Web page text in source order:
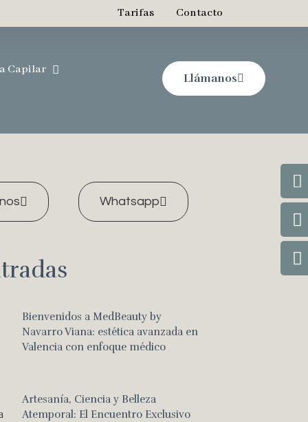
Tarifas Contacto
Capilar
Llámanos
Whatsapp
Bienvenidos a MedBeauty by
Navarro Viana: estética avanzada en
Valencia con enfoque médico
Artesanía, Ciencia y Belleza
Atemporal: El Encuentro Exclusivo